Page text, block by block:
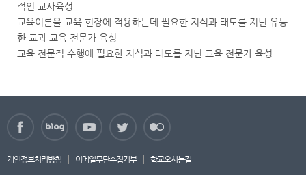
적인 교사육성
교육이론을 교육 현장에 적용하는데 필요한 지식과 태도를 지닌 유능
한 교과 교육 전문가 육성
교육 전문직 수행에 필요한 지식과 태도를 지닌 교육 전문가 육성
개인정보처리방침 이메일무단수집거부 학교오시는길